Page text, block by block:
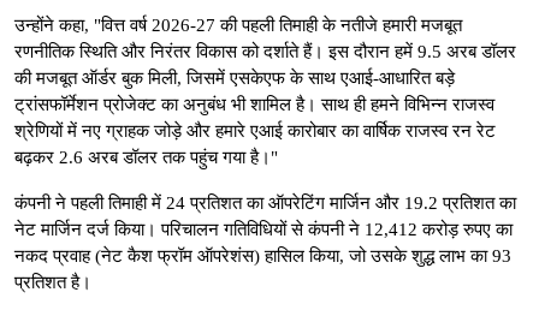
उन्होंने कहा, "वित्त वर्ष 2026-27 की पहली तिमाही के नतीजे हमारी मजबूत
रणनीतिक स्थिति और निरंतर विकास को दर्शाते हैं। इस दौरान हमें 9.5 अरब डॉलर
की मजबूत ऑर्डर बुक मिली, जिसमें एसकेएफ के साथ एआई-आधारित बड़े
ट्रांसफॉर्मेशन प्रोजेक्ट का अनुबंध भी शामिल है। साथ ही हमने विभिन्न राजस्व
श्रेणियों में नए ग्राहक जोड़े और हमारे एआई कारोबार का वार्षिक राजस्व रन रेट
बढ़कर 2.6 अरब डॉलर तक पहुंच गया है।"
कंपनी ने पहली तिमाही में 24 प्रतिशत का ऑपरेटिंग मार्जिन और 19.2 प्रतिशत का
नेट मार्जिन दर्ज किया। परिचालन गतिविधियों से कंपनी ने 12,412 करोड़ रुपए का
नकद प्रवाह (नेट कैश फ्रॉम ऑपरेशंस) हासिल किया, जो उसके शुद्ध लाभ का 93
प्रतिशत है।